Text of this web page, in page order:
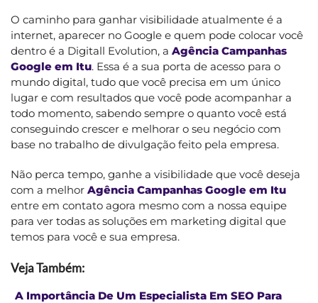
O caminho para ganhar visibilidade atualmente é a
internet, aparecer no Google e quem pode colocar você
dentro é a Digitall Evolution, a Agência Campanhas
Google em Itu. Essa é a sua porta de acesso para o
mundo digital, tudo que você precisa em um único
lugar e com resultados que você pode acompanhar a
todo momento, sabendo sempre o quanto você está
conseguindo crescer e melhorar o seu negócio com
base no trabalho de divulgação feito pela empresa.
Não perca tempo, ganhe a visibilidade que você deseja
com a melhor Agência Campanhas Google em Itu
entre em contato agora mesmo com a nossa equipe
para ver todas as soluções em marketing digital que
temos para você e sua empresa.
Veja Também:
A Importância De Um Especialista Em SEO Para